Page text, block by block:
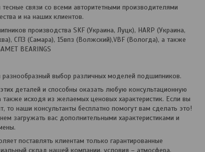
связи со всеми авторитетными производителями
и на наших клиентов.
производства SKF (Украина, Луцк), HARP (Украина,
СПЗ (Самара), 15впз (Волжский),VBF (Вологда), а также
BEARINGS
выбор различных моделей подшипников.
деталей и способны оказать любую консультационную
исходя из желаемых ценовых характеристик. Если вы
то наши консультанты бесплатно помогут вам сделать это!
загружать вас дополнительными характеристиками и
поставлять клиентам только гарантированные
склад нашей компании, условия – атмосфера,